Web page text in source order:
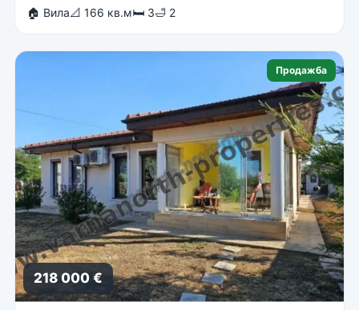
🏠 Вила📐 166 кв.м🛏 3🛁 2
Продажба
218 000 €